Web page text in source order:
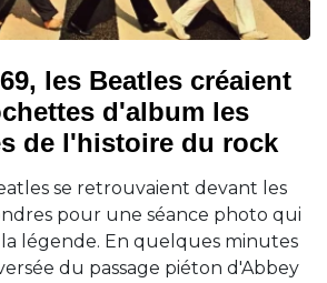
les Beatles créaient
d'album les
de l'histoire du rock
se retrouvaient devant les
pour une séance photo qui
légende. En quelques minutes
du passage piéton d'Abbey